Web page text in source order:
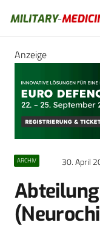
Anzeige
ARCHIV 30. April